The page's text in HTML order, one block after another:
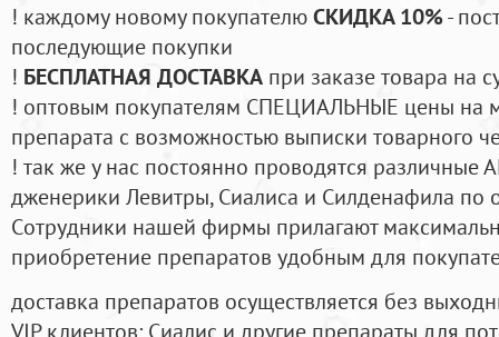
! каждому новому покупателюСКИДКА 10%-
последующие покупки
! БЕСПЛАТНАЯ ДОСТАВКА при заказе товара на
! оптовым покупателям СПЕЦИАЛЬНЫЕ цены на
препарата с возможностью выписки товарного
! так же у нас постоянно проводятся
дженерики Левитры, Сиалиса и Силденафила по
Cотрудники нашей фирмы прилагают
приобретение препаратов удобным для
доставка препаратов осуществляется без